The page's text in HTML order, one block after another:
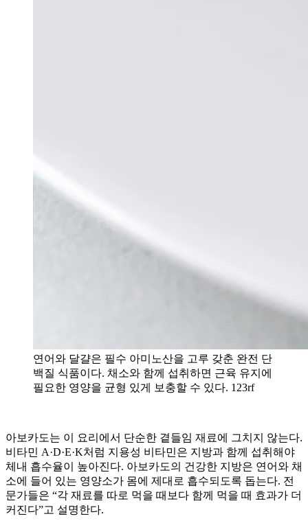
연어와 달걀은 필수 아미노산을 고루 갖춘 완전 단
백질 식품이다. 채소와 함께 섭취하면 근육 유지에
필요한 영양을 균형 있게 보충할 수 있다. 123rf
아보카도는 이 요리에서 단순한 곁들임 재료에 그치지 않는다.
비타민 A·D·E·K처럼 지용성 비타민은 지방과 함께 섭취해야
체내 흡수율이 높아진다. 아보카도의 건강한 지방은 연어와 채
소에 들어 있는 영양소가 몸에 제대로 흡수되도록 돕는다. 전
문가들은 “각 재료를 따로 먹을 때보다 함께 먹을 때 효과가 더
커진다”고 설명한다.